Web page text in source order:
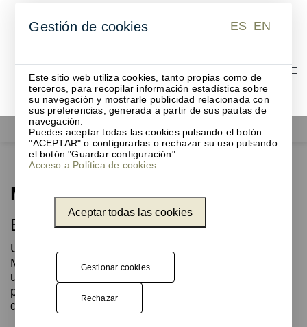
Functionals Mirror mirror
Mirror mirror
Espejo 2 en 1
Una solución tan ingeniosa como elegante: Mirror
Mirror es un espejo de pared redondo que incluye
un discreto espejo de mano imantado. Perfecto
para asegurarte de que todo está en su sitio antes
de salir de casa.
Gestión de cookies ES EN
Este sitio web utiliza cookies, tanto propias como de
terceros, para recopilar información estadística sobre
su navegación y mostrarle publicidad relacionada con
sus preferencias, generada a partir de sus pautas de
navegación.
Puedes aceptar todas las cookies pulsando el botón
"ACEPTAR" o configurarlas o rechazar su uso pulsando
el botón "Guardar configuración".
Acceso a Política de cookies.
Aceptar todas las cookies
Gestionar cookies
Rechazar